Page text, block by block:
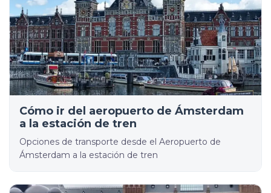
Cómo ir del aeropuerto de Ámsterdam
a la estación de tren
Opciones de transporte desde el Aeropuerto de
Ámsterdam a la estación de tren